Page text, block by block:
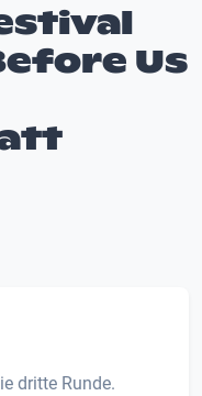
Us
dritte Runde.